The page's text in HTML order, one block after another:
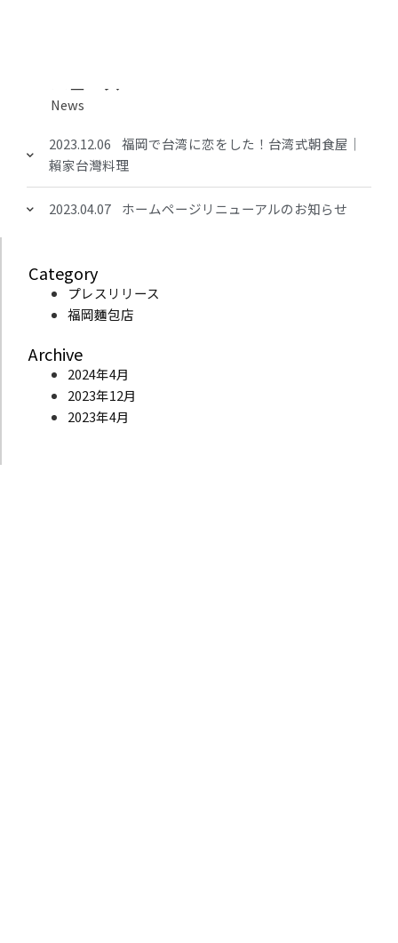
ニュース
News
2023.12.06 福岡で台湾に恋をした！台湾式朝食屋｜
賴家台灣料理
2023.04.07 ホームページリニューアルのお知らせ
Category
プレスリリース
福岡麵包店
Archive
2024年4月
2023年12月
2023年4月